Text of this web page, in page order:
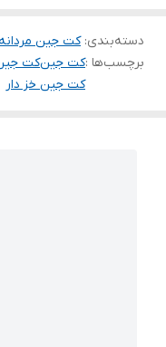
دسته‌بندی:کت جین
برچسب‌ها :کت جینکت
کت جین خز دار